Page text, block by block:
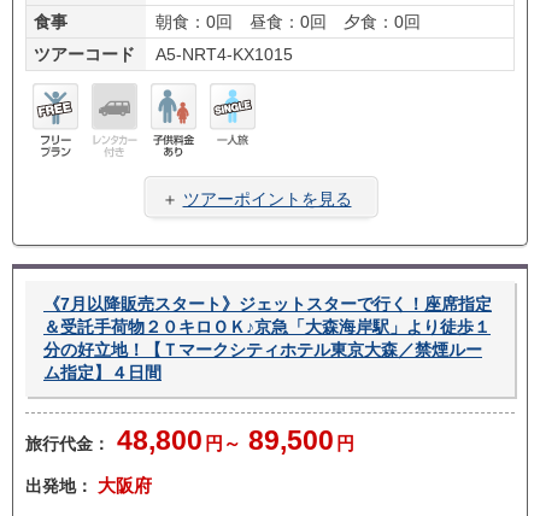
食事
朝食：0回 昼食：0回 夕食：0回
ツアーコード
A5-NRT4-KX1015
料金
旅
＋ ツアーポイントを見る
《7月以降販売スタート》ジェットスターで行く！座席指定
＆受託手荷物２０キロＯＫ♪京急「大森海岸駅」より徒歩１
分の好立地！【Ｔマークシティホテル東京大森／禁煙ルー
ム指定】４日間
旅行代金： 48,800 円～ 89,500 円
出発地： 大阪府